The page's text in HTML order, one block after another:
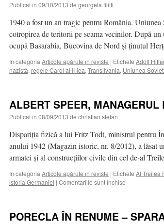
Publicat în 09/10/2013 de georgeta.filitti
1940 a fost un an tragic pentru România.
cotropirea de teritorii pe seama vecinilor. După
ocupă Basarabia, Bucovina de Nord şi ţinutul
În categoria Articole apărute în reviste | Etichete Adolf Hitler
nazistă, regele Carol al II-lea, Transilvania, Uniunea
ALBERT SPEER, MANAGERUL
Publicat în 08/09/2013 de christian.stefan
Dispariţia fizică a lui Fritz Todt, ministrul pentru
anului 1942 (Magazin istoric, nr. 8/2012), a lăsat
armatei şi al construcţiilor civile din cel de-al
În categoria Articole apărute în reviste | Etichete Al Treilea
istoria Germaniei | Comentariile sunt închise
DISPERĂRII
PORECLA ÎN RENUME –